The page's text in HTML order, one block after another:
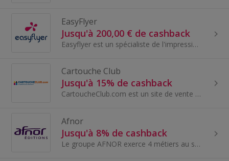
EasyFlyer
Jusqu'à 200,00 € de cashback
Easyflyer est un spécialiste de l'impression en ligne qui existe depuis 2009 à Orléans. Easyflyer fournit des supports de communication pour tous l...
Cartouche Club
Jusqu'à 15% de cashback
CartoucheClub.com est un site de vente de consommables pour imprimantes (cartouche, toner et ruban) de marque constructeurs et compatibl...
Afnor
Jusqu'à 8% de cashback
Le groupe AFNOR exerce 4 métiers au service des entreprises : La normalisation : élaboration de normes et autres documents de référence L'éditio...